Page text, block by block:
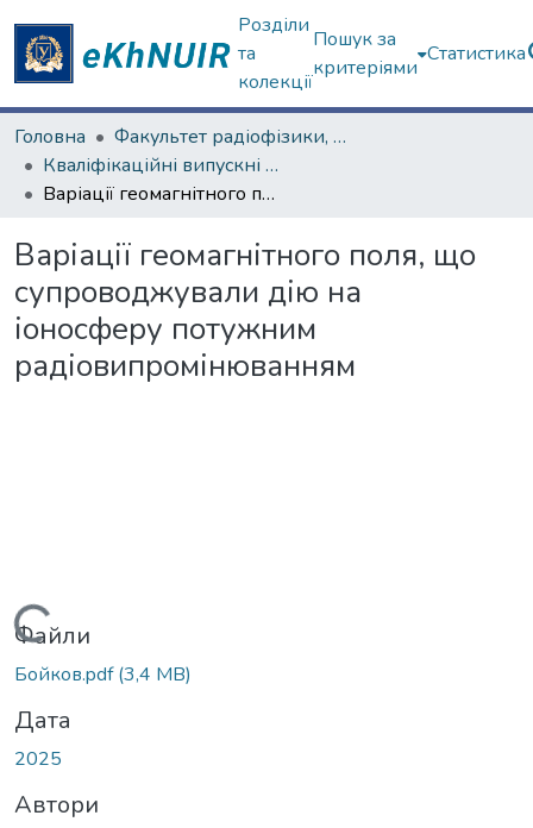
Розділи
та
колекції
Пошук за
критеріями
Статистика
Головна
Факультет радіофізики, біомедичної електроніки та комп’ютерних систем
Кваліфікаційні випускні роботи магістрів. Факультет радіофізики, біомедичної електроніки та комп’ютерних систем
Варіації геомагнітного поля, що супроводжували дію на іоносферу потужним радіовипромінюванням
Варіації геомагнітного поля, що
супроводжували дію на
іоносферу потужним
радіовипромінюванням
Вантажиться...
Файли
Бойков.pdf(3,4 MB)
Дата
2025
Автори